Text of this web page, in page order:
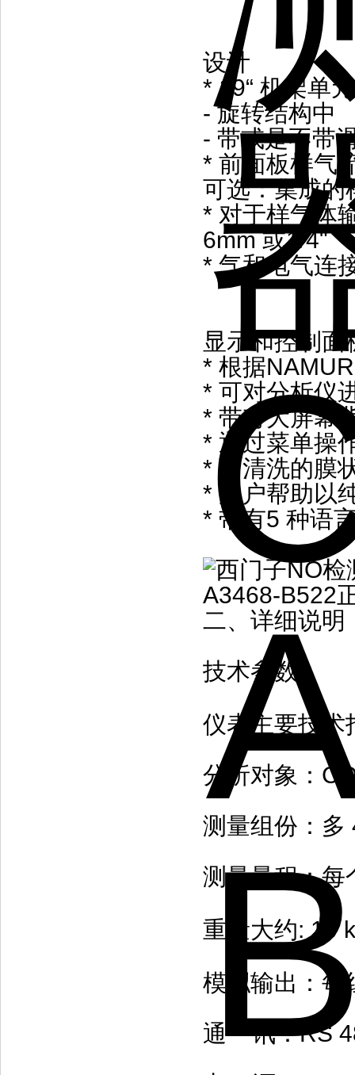
设计
* 19“ 机架单
- 旋转结构中
- 带或是不带
* 前面板样气
可选：集成的
* 对于样气体
6mm 或1/4"
* 气和电气连
显示和控制面
* 根据
* 可对分析仪
* 带有大屏幕
* 通过菜单操
* 可清洗的膜
* 用户帮助以
* 带有5 种语
二、详细说明
技术参数：
仪表主要技
分析对象：
测量组份：多
测量量程：
重量大约: 10
模拟输出：每
通 讯：RS